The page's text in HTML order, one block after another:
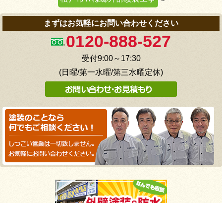
まずはお気軽にお問い合わせください
0120-888-527
受付9:00～17:30
(日曜/第一水曜/第三水曜定休)